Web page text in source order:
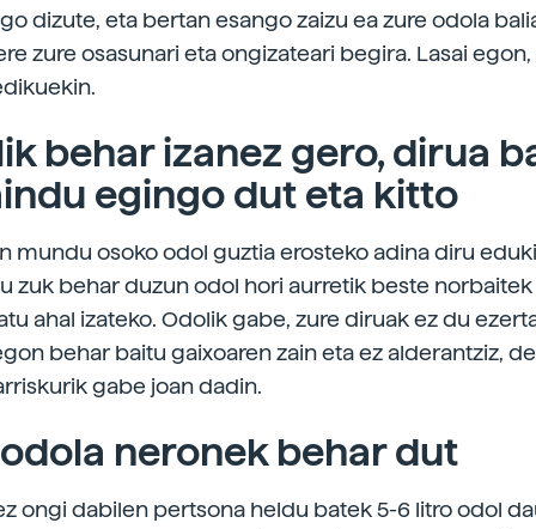
dizute, eta bertan esango zaizu ea zure odola
zure osasunari eta ongizateari begira. Lasai
behar izanez gero, dirua
egingo dut eta kitto
mundu osoko odol guztia erosteko adina diru
zuk behar duzun odol hori aurretik beste
ahal izateko. Odolik gabe, zure diruak ez du
behar baitu gaixoaren zain eta ez alderantziz,
gabe joan dadin.
neronek behar dut
ongi dabilen pertsona heldu batek 5-6 litro odol